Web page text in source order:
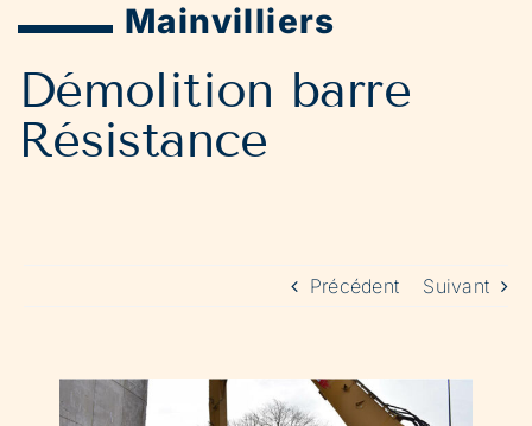
Mainvilliers
Démolition barre
Résistance
Précédent Suivant